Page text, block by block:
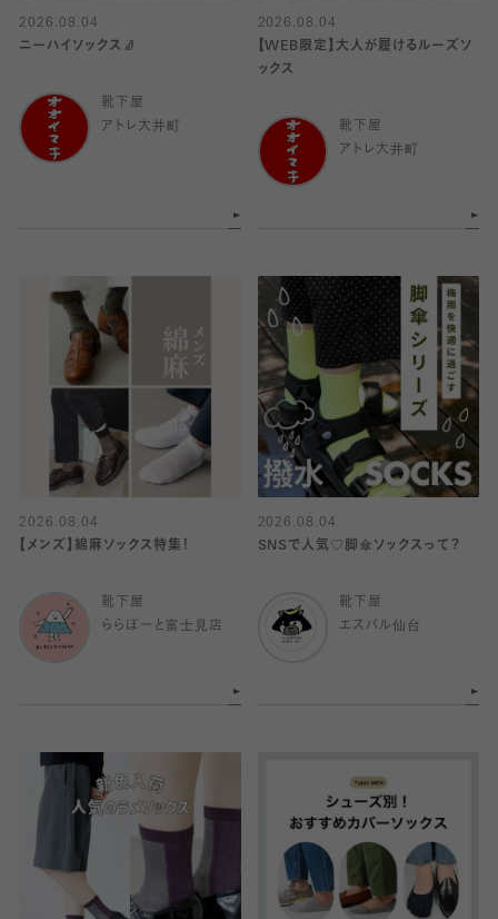
2026.08.04
ニーハイソックス🧦
靴下屋
アトレ大井町
2026.08.04
【WEB限定】大人が履けるルーズソ
ックス
靴下屋
アトレ大井町
2026.08.04
【メンズ】綿麻ソックス特集！
靴下屋
ららぽーと富士見店
2026.08.04
SNSで人気♡脚傘ソックスって？
靴下屋
エスパル仙台